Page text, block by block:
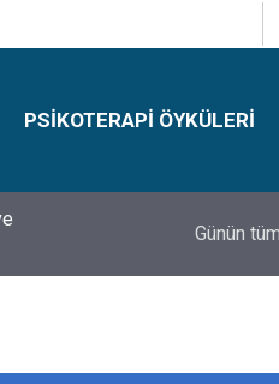
PSIKOTERAPI ÖYKÜLERI
Simon SaysGünün tüm